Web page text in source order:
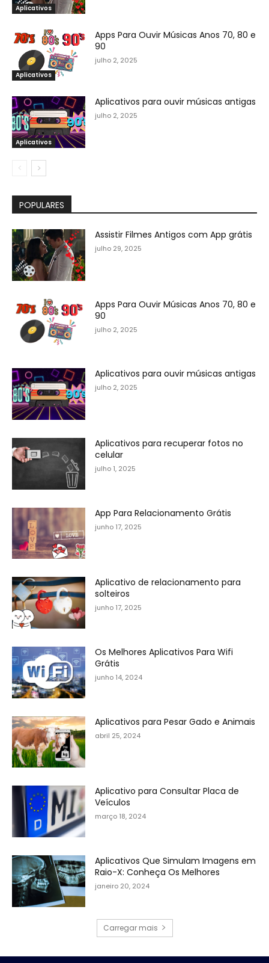
Aplicativos
Aplicativos
Apps Para Ouvir Músicas Anos 70, 80 e
90
julho 2, 2025
Aplicativos
Aplicativos para ouvir músicas antigas
julho 2, 2025
POPULARES
Assistir Filmes Antigos com App grátis
julho 29, 2025
Apps Para Ouvir Músicas Anos 70, 80 e
90
julho 2, 2025
Aplicativos para ouvir músicas antigas
julho 2, 2025
Aplicativos para recuperar fotos no
celular
julho 1, 2025
App Para Relacionamento Grátis
junho 17, 2025
Aplicativo de relacionamento para
solteiros
junho 17, 2025
Os Melhores Aplicativos Para Wifi
Grátis
junho 14, 2024
Aplicativos para Pesar Gado e Animais
abril 25, 2024
Aplicativo para Consultar Placa de
Veículos
março 18, 2024
Aplicativos Que Simulam Imagens em
Raio-X: Conheça Os Melhores
janeiro 20, 2024
Carregar mais